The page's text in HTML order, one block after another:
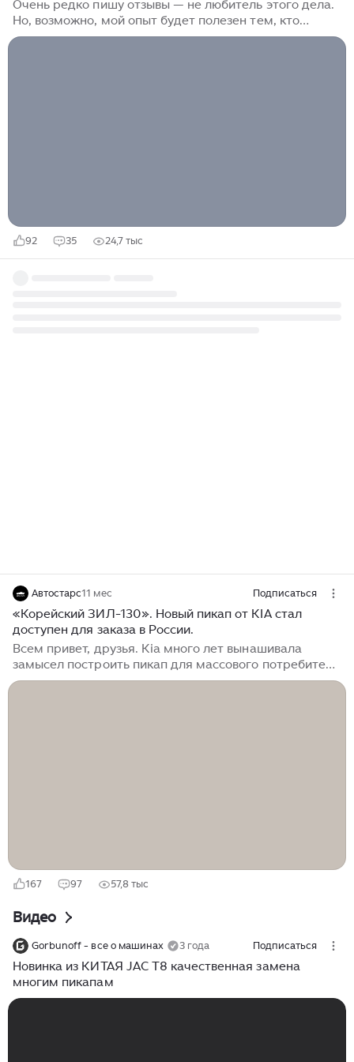
Очень редко пишу отзывы — не любитель этого дела.
Но, возможно, мой опыт будет полезен тем, кто
сейчас стоит перед выбором автомобиля и
92 35 24,7 тыс
Автостарс11 мес Подписаться
«Корейский ЗИЛ-130». Новый пикап от KIA стал
доступен для заказа в России.
Всем привет, друзья. Kia много лет вынашивала
замысел построить пикап для массового потребителя
с внедорожным характером. И в 2024 году
167 97 57,8 тыс
Видео
Gorbunoff - все о машинах 3 года Подписаться
Новинка из КИТАЯ JAC T8 качественная замена
многим пикапам